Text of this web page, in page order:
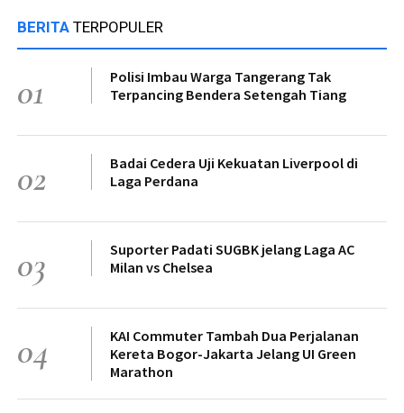
BERITA TERPOPULER
01
Polisi Imbau Warga Tangerang Tak
Terpancing Bendera Setengah Tiang
02
Badai Cedera Uji Kekuatan Liverpool di
Laga Perdana
03
Suporter Padati SUGBK jelang Laga AC
Milan vs Chelsea
04
KAI Commuter Tambah Dua Perjalanan
Kereta Bogor-Jakarta Jelang UI Green
Marathon